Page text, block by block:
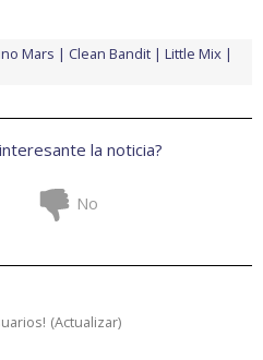
Mars Clean Bandit
Little Mix
la noticia?
No
(Actualizar)